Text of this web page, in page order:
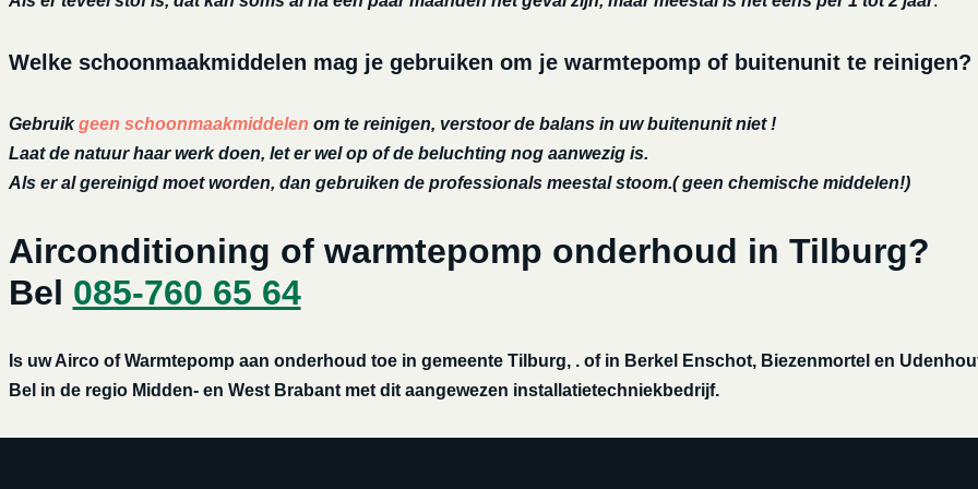
Welke schoonmaakmiddelen mag je gebruiken om je warmtepomp of buitenunit te reinigen?
Gebruikgeen schoonmaakmiddelen om te reinigen, verstoor de balans in uw buitenunit niet !
Laat de natuur haar werk doen, let er wel op of de beluchting nog aanwezig is.
Als er al gereinigd moet worden, dan gebruiken de professionals meestal stoom.( geen chemische middelen!)
Airconditioning of warmtepomp onderhoud in Tilburg?
Bel 085-760 65 64
Is uw Airco of Warmtepomp aan onderhoud toe in gemeente Tilburg, . of in Berkel Enschot, Biezenmortel en
Bel in de regio Midden- en West Brabant met dit aangewezen installatietechniekbedrijf.